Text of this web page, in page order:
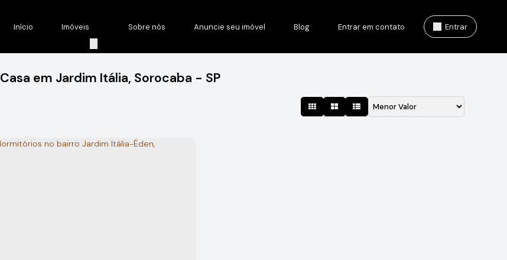
Entrar
Entrar em contato
Blog
Anuncie seu imóvel
Sobre nós
Imóveis
Início
Casa em Jardim Itália, Sorocaba - SP